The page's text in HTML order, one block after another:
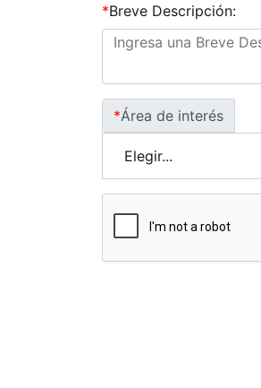
*Breve Descripción:
*Área de interés